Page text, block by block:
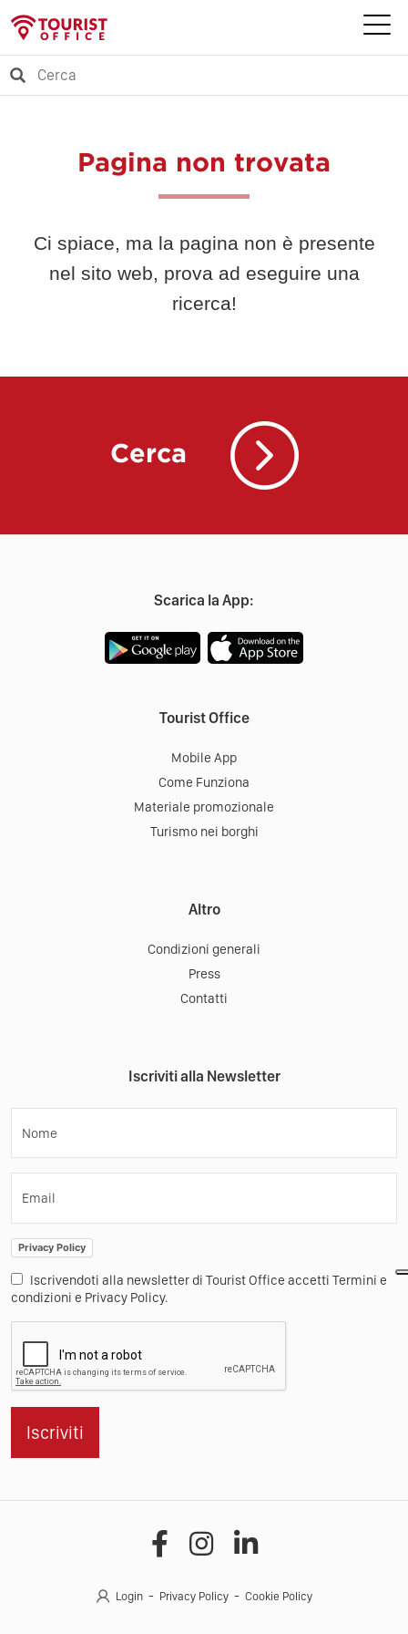
Pagina non trovata
Ci spiace, ma la pagina non è presente
nel sito web, prova ad eseguire una
ricerca!
Cerca
Scarica la App:
Tourist Office
Mobile App
Come Funziona
Materiale promozionale
Turismo nei borghi
Altro
Condizioni generali
Press
Contatti
Iscriviti alla Newsletter
Nome
Email
Privacy Policy
Iscrivendoti alla newsletter di Tourist Office accetti Termini e
condizioni e Privacy Policy.
Iscriviti
Login Privacy Policy Cookie Policy